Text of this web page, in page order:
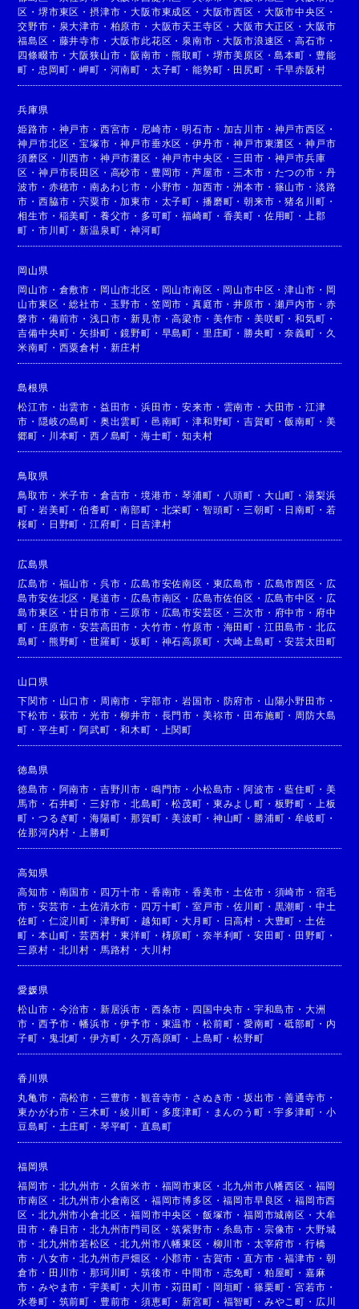
区 ・堺市東区 ・摂津市 ・大阪市東成区 ・ 大阪市西区 ・ 大阪市中央区 ・
交野市 ・ 泉大津市 ・ 柏原市 ・ 大阪市天王寺区 ・大阪市大正区 ・ 大阪市
福島区 ・ 藤井寺市 ・ 大阪市此花区 ・ 泉南市 ・大阪市浪速区 ・高石市 ・
四條畷市 ・大阪狭山市 ・阪南市 ・熊取町 ・ 堺市美原区 ・島本町 ・ 豊能
町 ・ 忠岡町 ・岬町 ・ 河南町 ・ 太子町 ・能勢町 ・ 田尻町 ・ 千早赤阪村
兵庫県
姫路市 ・ 神戸市 ・ 西宮市 ・ 尼崎市 ・明石市 ・ 加古川市 ・ 神戸市西区 ・
神戸市北区 ・宝塚市 ・神戸市垂水区 ・伊丹市 ・神戸市東灘区 ・ 神戸市
須磨区 ・ 川西市 ・ 神戸市灘区 ・ 神戸市中央区 ・ 三田市 ・ 神戸市兵庫
区 ・神戸市長田区 ・ 高砂市 ・ 豊岡市 ・芦屋市 ・ 三木市 ・ たつの市 ・ 丹
波市 ・ 赤穂市 ・南あわじ市 ・ 小野市 ・加西市 ・洲本市 ・ 篠山市 ・ 淡路
市 ・西脇市 ・宍粟市 ・加東市 ・ 太子町 ・ 播磨町 ・朝来市 ・猪名川町 ・
相生市 ・ 稲美町 ・ 養父市 ・ 多可町 ・福崎町 ・ 香美町 ・ 佐用町 ・
上郡
町 ・市川町 ・新温泉町 ・神河町
岡山県
岡山市 ・ 倉敷市 ・ 岡山市北区 ・ 岡山市南区 ・ 岡山市中区 ・津山市 ・ 岡
山市東区 ・総社市 ・ 玉野市 ・ 笠岡市 ・真庭市 ・井原市 ・ 瀬戸内市 ・ 赤
磐市 ・ 備前市 ・浅口市 ・新見市 ・高梁市 ・ 美作市 ・ 美咲町 ・和気町 ・
吉備中央町 ・矢掛町 ・鏡野町 ・ 早島町 ・ 里庄町 ・ 勝央町 ・奈義町 ・ 久
米南町 ・ 西粟倉村 ・ 新庄村
島根県
松江市 ・ 出雲市 ・ 益田市 ・浜田市 ・安来市 ・ 雲南市 ・ 大田市 ・ 江津
市 ・隠岐の島町 ・ 奥出雲町 ・ 邑南町 ・津和野町 ・吉賀町 ・飯南町 ・ 美
郷町 ・ 川本町 ・西ノ島町 ・海士町 ・知夫村
鳥取県
鳥取市 ・ 米子市 ・ 倉吉市 ・境港市 ・琴浦町 ・ 八頭町 ・ 大山町 ・ 湯梨浜
町 ・岩美町 ・伯耆町 ・南部町 ・ 北栄町 ・ 智頭町 ・ 三朝町 ・ 日南町 ・ 若
桜町 ・ 日野町 ・江府町 ・ 日吉津村
広島県
広島市 ・ 福山市 ・ 呉市 ・ 広島市安佐南区 ・ 東広島市 ・ 広島市西区 ・ 広
島市安佐北区 ・ 尾道市 ・ 広島市南区 ・ 広島市佐伯区 ・ 広島市中区 ・ 広
島市東区 ・廿日市市 ・ 三原市 ・ 広島市安芸区 ・ 三次市 ・ 府中市 ・ 府中
町 ・ 庄原市 ・安芸高田市 ・大竹市 ・竹原市 ・ 海田町 ・ 江田島市 ・ 北広
島町 ・ 熊野町 ・世羅町 ・坂町 ・ 神石高原町 ・ 大崎上島町 ・安芸太田町
山口県
下関市 ・ 山口市 ・ 周南市 ・宇部市 ・岩国市 ・ 防府市 ・ 山陽小野田市 ・
下松市 ・ 萩市 ・光市 ・柳井市 ・ 長門市 ・ 美祢市 ・ 田布施町 ・ 周防大島
町 ・平生町 ・阿武町 ・和木町 ・ 上関町
徳島県
徳島市 ・ 阿南市 ・ 吉野川市 ・ 鳴門市 ・小松島市 ・阿波市 ・藍住町 ・ 美
馬市 ・ 石井町 ・ 三好市 ・北島町 ・松茂町 ・ 東みよし町 ・ 板野町 ・
上板
町 ・つるぎ町 ・海陽町 ・那賀町 ・美波町 ・ 神山町 ・ 勝浦町 ・牟岐町 ・
佐那河内村 ・ 上勝町
高知県
高知市 ・ 南国市 ・ 四万十市 ・ 香南市 ・香美市 ・ 土佐市 ・ 須崎市 ・ 宿毛
市 ・安芸市 ・ 土佐清水市 ・ 四万十町 ・室戸市 ・佐川町 ・ 黒潮町 ・ 中土
佐町 ・ 仁淀川町 ・ 津野町 ・ 越知町 ・大月町 ・ 日高村 ・ 大豊町 ・ 土佐
町 ・本山町 ・芸西村 ・東洋町 ・ 梼原町 ・ 奈半利町 ・ 安田町 ・ 田野町 ・
三原村 ・ 北川村 ・ 馬路村 ・大川村
愛媛県
松山市 ・ 今治市 ・ 新居浜市 ・ 西条市 ・ 四国中央市 ・ 宇和島市 ・ 大洲
市 ・西予市 ・幡浜市 ・伊予市 ・ 東温市 ・ 松前町 ・愛南町 ・砥部町 ・ 内
子町 ・ 鬼北町 ・伊方町 ・ 久万高原町 ・ 上島町 ・松野町
香川県
丸亀市 ・ 高松市 ・ 三豊市 ・観音寺市 ・ さぬき市 ・坂出市 ・善通寺市 ・
東かがわ市 ・ 三木町 ・綾川町 ・ 多度津町 ・ まんのう町 ・宇多津町 ・ 小
豆島町 ・ 土庄町 ・ 琴平町 ・直島町
福岡県
福岡市 ・ 北九州市 ・ 久留米市 ・ 福岡市東区 ・北九州市八幡西区 ・ 福岡
市南区 ・ 北九州市小倉南区 ・ 福岡市博多区 ・福岡市早良区 ・福岡市西
区 ・北九州市小倉北区 ・福岡市中央区 ・ 飯塚市 ・福岡市城南区 ・ 大牟
田市 ・ 春日市 ・北九州市門司区 ・筑紫野市 ・ 糸島市 ・ 宗像市 ・ 大野城
市 ・北九州市若松区 ・北九州市八幡東区 ・ 柳川市 ・ 太宰府市 ・ 行橋
市 ・ 八女市 ・北九州市戸畑区 ・ 小郡市 ・ 古賀市 ・直方市 ・福津市 ・ 朝
倉市 ・ 田川市 ・那珂川町 ・筑後市 ・中間市 ・ 志免町 ・ 粕屋町 ・ 嘉麻
市 ・みやま市 ・宇美町 ・大川市 ・苅田町 ・ 岡垣町 ・ 篠栗町 ・宮若市 ・
水巻町 ・ 筑前町 ・ 豊前市 ・須恵町 ・新宮町 ・ 福智町 ・ みやこ町 ・ 広川